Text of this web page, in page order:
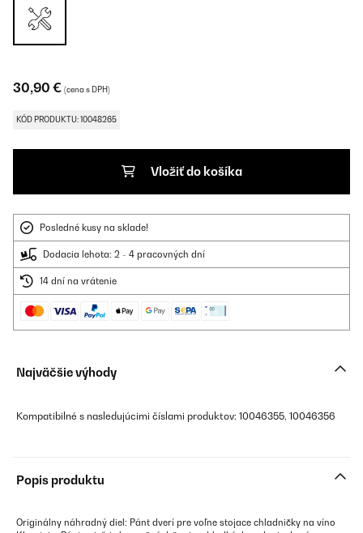
30,90 € (cena s DPH)
KÓD PRODUKTU: 10048265
Vložiť do košíka
Posledné kusy na sklade!
Dodacia lehota: 2 - 4 pracovných dní
14 dní na vrátenie
Najväčšie výhody
Kompatibilné s nasledujúcimi číslami produktov: 10046355, 10046356
Popis produktu
Originálny náhradný diel: Pánt dverí pre voľne stojace chladničky na víno